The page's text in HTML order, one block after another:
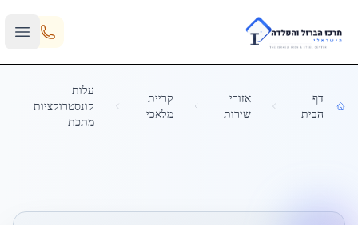
Skip to main content
דף
הבית
אזורי
שירות
קריית
מלאכי
עלות
קונסטרוקציות
מתכת